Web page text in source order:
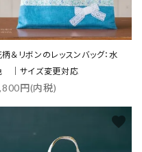
＆リボンのレッスンバッグ：水
｜サイズ変更対応
円(内税)
favorite